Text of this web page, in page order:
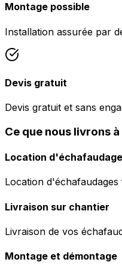
Montage possible
Installation assurée par
Devis gratuit
Devis gratuit et sans
Ce que nous livrons
Location
Location
Livraison sur chantier
Livraison de vos
Montage et démontage